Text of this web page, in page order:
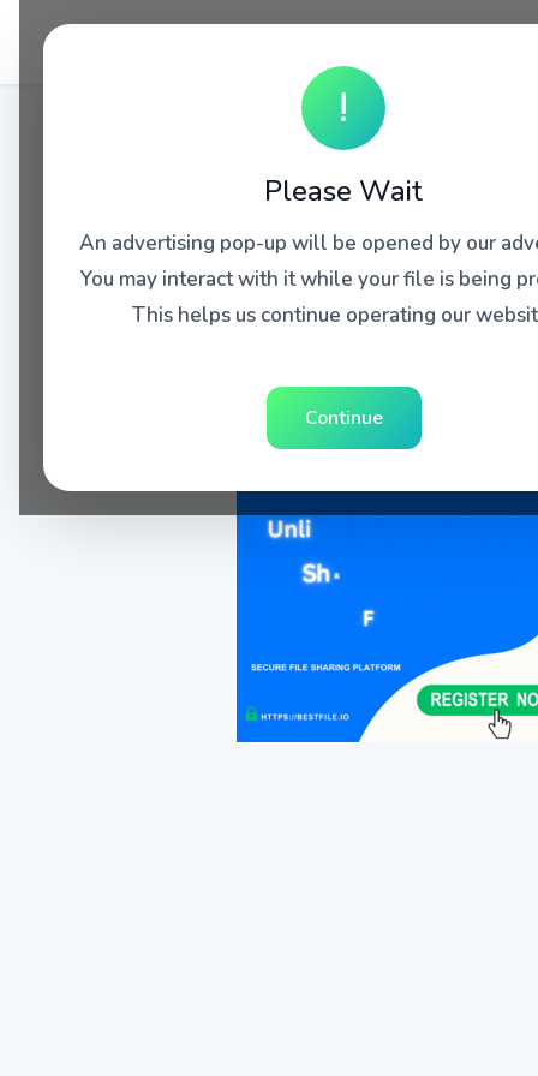
!
Please Wait
An advertising pop-up will be opened by our
You may interact with it while your file is being
This helps us continue operating our
Continue